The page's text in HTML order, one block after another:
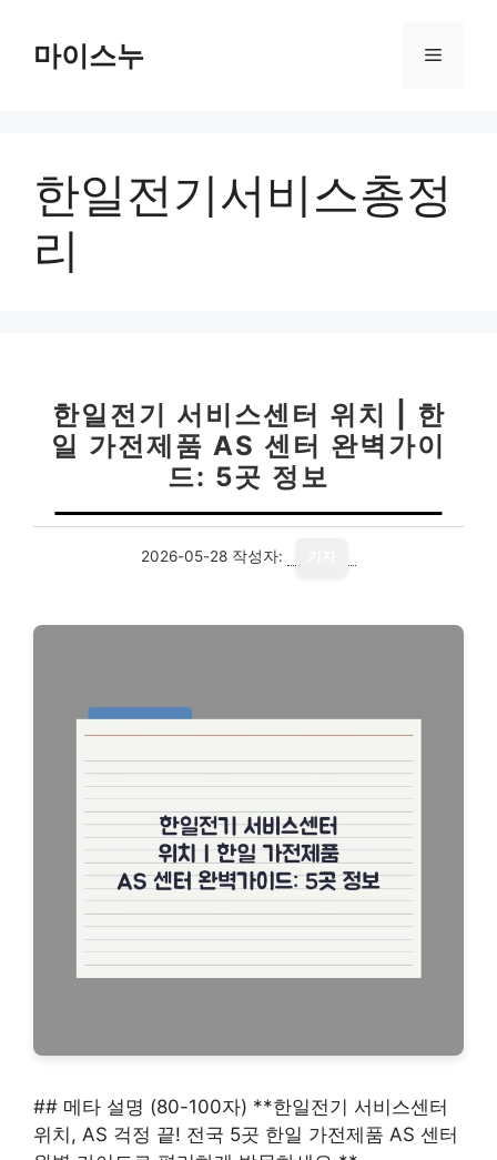
마이스누 메
한일전기서비스총정
리
한일전기 서비스센터 위치 | 한
일 가전제품 AS 센터 완벽가이
드: 5곳 정보
2026-05-28 작성자:
## 메타 설명 (80-100자) **한일전기 서비스센터
위치, AS 걱정 끝! 전국 5곳 한일 가전제품 AS 센터